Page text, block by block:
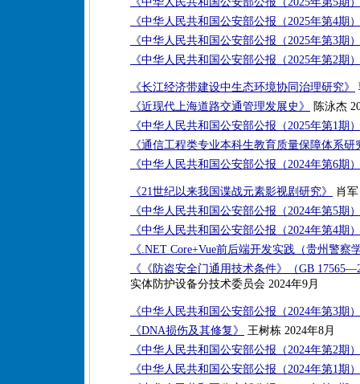
《中华人民共和国公安部公报（2025年第4期
《中华人民共和国公安部公报（2025年第3期
《中华人民共和国公安部公报（2025年第2期
《长江经济带建设中生态环境协同治理研究》
《近现代上海道路交通管理发展史》
陈泳杰
《中华人民共和国公安部公报（2025年第1期
《通信工程类专业本科生教育质量保障体系
《中华人民共和国公安部公报（2024年第6期
《21世纪以来我国谍战元素影视剧研究》
肖
《中华人民共和国公安部公报（2024年第5期
《中华人民共和国公安部公报（2024年第4期
《.NET Core+Vue前后端开发实践（贵州警
《《防盗安全门通用技术条件》（GB
实体防护设备分技术委员会 2024年9月
《中华人民共和国公安部公报（2024年第3期
《DNA损伤及其修复》
王树栋 2024年8月
《中华人民共和国公安部公报（2024年第2期
《中华人民共和国公安部公报（2024年第1期